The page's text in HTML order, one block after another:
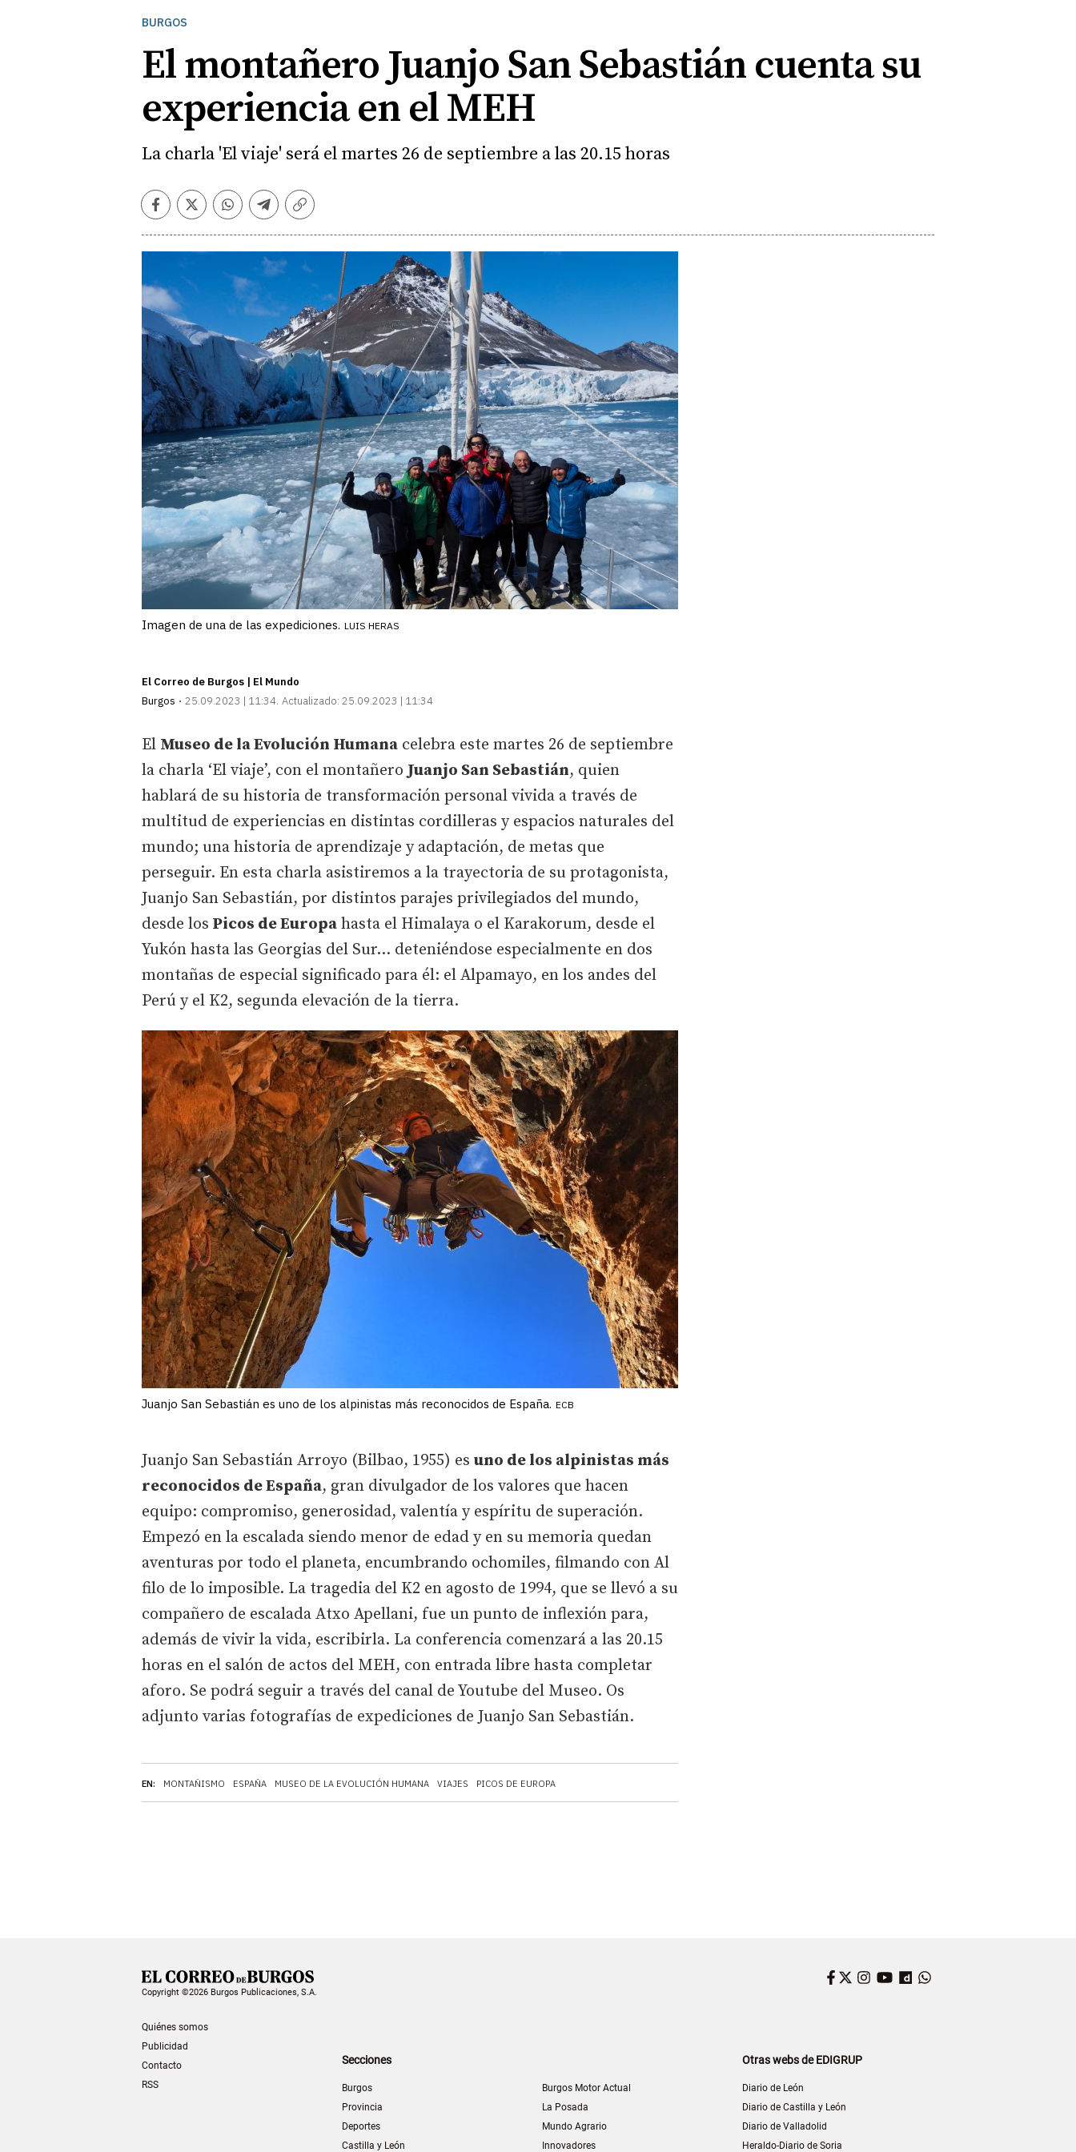
BURGOS
El montañero Juanjo San Sebastián cuenta su
experiencia en el MEH
La charla 'El viaje' será el martes 26 de septiembre a las 20.15 horas
Facebook
TwitterWhatsapp
Telegram
Copiar
Imagen de una de las expediciones. LUIS HERAS
El Correo de Burgos | El Mundo
Burgos
25.09.2023 | 11:34 Actualizado: 25.09.2023 | 11:34
EN: MONTAÑISMO ESPAÑA MUSEO DE LA EVOLUCIÓN HUMANA VIAJES PICOS DE EUROPA
El Museo de la Evolución Humana celebra este martes 26 de septiembre
la charla ‘El viaje’, con el montañero Juanjo San Sebastián, quien
hablará de su historia de transformación personal vivida a través de
multitud de experiencias en distintas cordilleras y espacios naturales del
mundo; una historia de aprendizaje y adaptación, de metas que
perseguir. En esta charla asistiremos a la trayectoria de su protagonista,
Juanjo San Sebastián, por distintos parajes privilegiados del mundo,
desde los Picos de Europa hasta el Himalaya o el Karakorum, desde el
Yukón hasta las Georgias del Sur… deteniéndose especialmente en dos
montañas de especial significado para él: el Alpamayo, en los andes del
Perú y el K2, segunda elevación de la tierra.
Juanjo San Sebastián es uno de los alpinistas más reconocidos de España. ECB
Juanjo San Sebastián Arroyo (Bilbao, 1955) es uno de los alpinistas más
reconocidos de España, gran divulgador de los valores que hacen
equipo: compromiso, generosidad, valentía y espíritu de superación.
Empezó en la escalada siendo menor de edad y en su memoria quedan
aventuras por todo el planeta, encumbrando ochomiles, filmando con Al
filo de lo imposible. La tragedia del K2 en agosto de 1994, que se llevó a su
compañero de escalada Atxo Apellani, fue un punto de inflexión para,
además de vivir la vida, escribirla. La conferencia comenzará a las 20.15
horas en el salón de actos del MEH, con entrada libre hasta completar
aforo. Se podrá seguir a través del canal de Youtube del Museo. Os
adjunto varias fotografías de expediciones de Juanjo San Sebastián.
Copyright ©2026 Burgos Publicaciones, S.A.
Quiénes somos
Publicidad
Contacto
RSS
Facebook
Twitter
Instagram
YouTube
Dailymotion
Secciones
Burgos
Provincia
Deportes
Castilla y León
Burgos Motor Actual
La Posada
Mundo Agrario
Innovadores
Otras webs de EDIGRUP
Diario de León
Diario de Castilla y León
Diario de Valladolid
Heraldo-Diario de Soria